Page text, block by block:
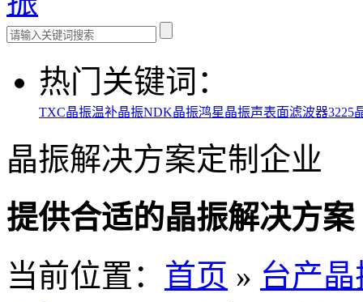
热门关键词：
TXC晶振温补晶振NDK晶振鸿星晶振声表面滤波器3225
晶振解决方案定制企业
提供合适的晶振解决方案
当前位置： 首页 » 台产晶